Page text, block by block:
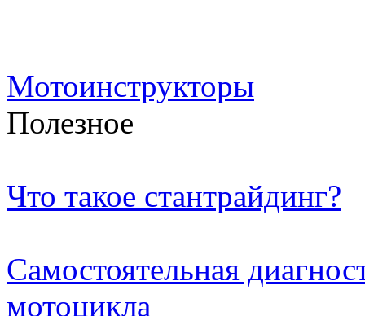
Мотоинструкторы
Полезное
Что такое стантрайдинг?
Самостоятельная
мотоцикла